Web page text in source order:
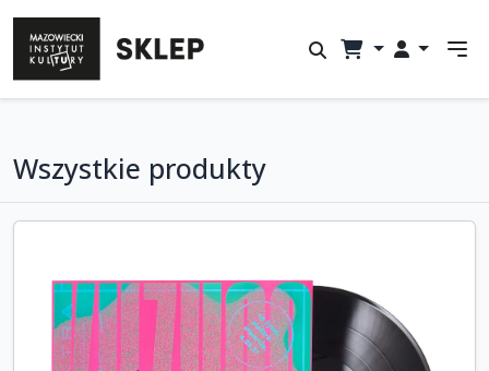
Wszystkie produkty